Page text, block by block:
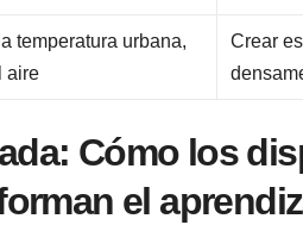
temperatura urbana,‌
aire
Crear
Cómo los
el